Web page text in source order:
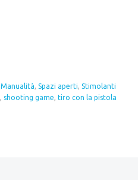
Manualità Spazi aperti Stimolanti
shooting game tiro con la pistola